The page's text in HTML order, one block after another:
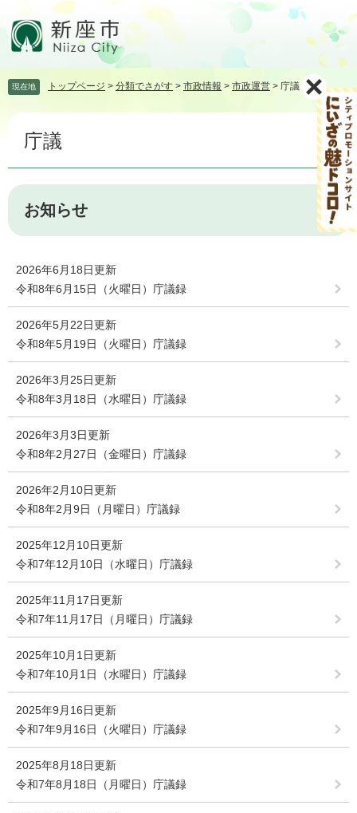
頭飛
へ
現在地 トップページ > 分類でさがす > 市政情報 > 市政運営 > 庁議
本
庁議
お知らせ
2026年6月18日更新
令和8年6月15日（火曜日）庁議録
2026年5月22日更新
令和8年5月19日（火曜日）庁議録
2026年3月25日更新
令和8年3月18日（水曜日）庁議録
2026年3月3日更新
令和8年2月27日（金曜日）庁議録
2026年2月10日更新
令和8年2月9日（月曜日）庁議録
2025年12月10日更新
令和7年12月10日（水曜日）庁議録
2025年11月17日更新
令和7年11月17日（月曜日）庁議録
2025年10月1日更新
令和7年10月1日（水曜日）庁議録
2025年9月16日更新
令和7年9月16日（火曜日）庁議録
2025年8月18日更新
令和7年8月18日（月曜日）庁議録